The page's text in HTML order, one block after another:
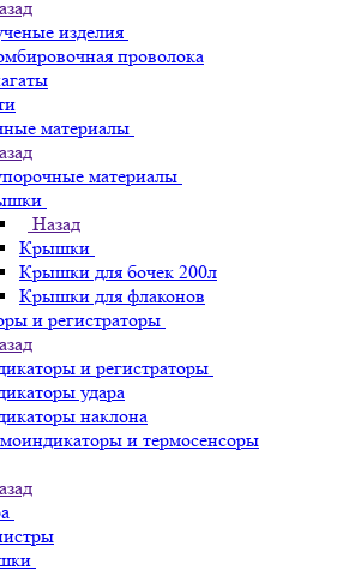
изделия
проволока
материалы
материалы
Назад
Крышки
Крышки для бочек 200л
Крышки для флаконов
и регистраторы
и регистраторы
удара
наклона
и термосенсоры